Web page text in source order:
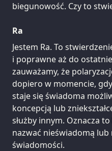
biegunowość. Czy to
Ra
Jestem Ra. To
i poprawne aż do
zauważamy, że
dopiero w momencie,
staje się świadoma
koncepcją lub
służby innym. Oznacza
nazwać nieświadomą lub
świadomości.